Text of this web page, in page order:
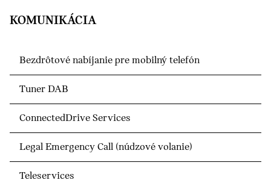
KOMUNIKÁCIA
Bezdrôtové nabíjanie pre mobilný telefón
Tuner DAB
ConnectedDrive Services
Legal Emergency Call (núdzové volanie)
Teleservices